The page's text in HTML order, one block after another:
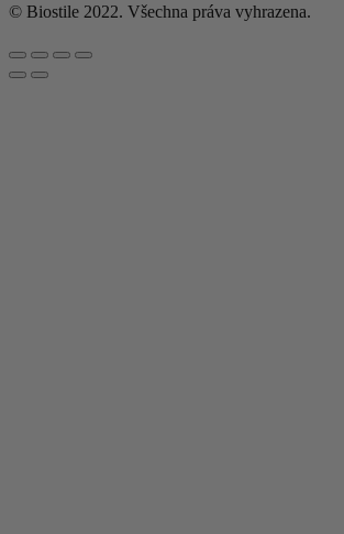
© Biostile 2022. Všechna práva vyhrazena.